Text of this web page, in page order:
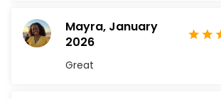
Mayra, January
2026
Great